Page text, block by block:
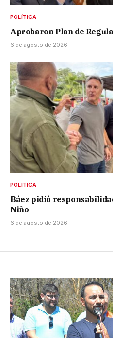
POLÍTICA
Aprobaron Plan de
6 de agosto de 2026
POLÍTICA
Báez pidió
Niño
6 de agosto de 2026